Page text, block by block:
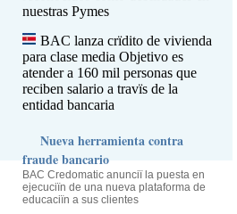
nuestras Pymes
BAC lanza crïdito de vivienda
para clase media Objetivo es
atender a 160 mil personas que
reciben salario a travïs de la
entidad bancaria
Nueva herramienta contra
fraude bancario
BAC Credomatic anunciï la puesta en
ejecuciïn de una nueva plataforma de
educaciïn a sus clientes